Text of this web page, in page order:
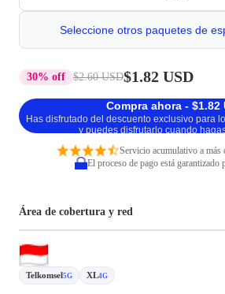
Seleccione otros paquetes de
30% off $2.60 USD$1.82 USD
Compra ahora - $1.82
Has disfrutado del descuento exclusivo para
y puedes disfrutarlo cuando
Servicio acumulativo a más
El proceso de pago está garantizado
Área de cobertura y red
Telkomsel5G XL4G